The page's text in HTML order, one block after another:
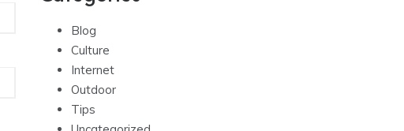
Blog
Culture
Internet
Outdoor
Tips